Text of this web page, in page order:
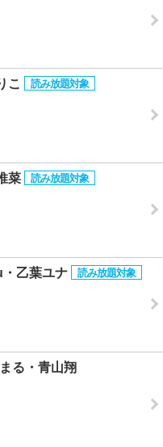
こ
菜
乙葉ユナ
る・青山翔